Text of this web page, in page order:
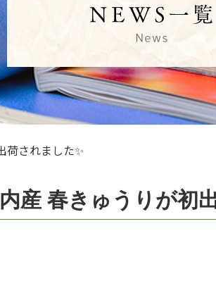
荷されました✨
産 春きゅうりが初